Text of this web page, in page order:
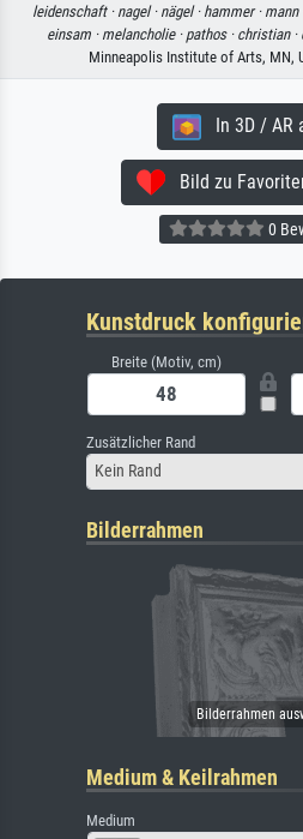
leidenschaft · nagel · nägel · hammer · mann
einsam · melancholie · pathos · christian ·
Minneapolis Institute of Arts, MN,
In 3D / AR
Bild zu
0
Kunstdruck
Breite (Motiv, cm)
Zusätzlicher Rand
Kein Rand
Bilderrahmen
Medium & Keilrahmen
Medium